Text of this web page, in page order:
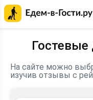
На сайте можно
изучив отзывы с